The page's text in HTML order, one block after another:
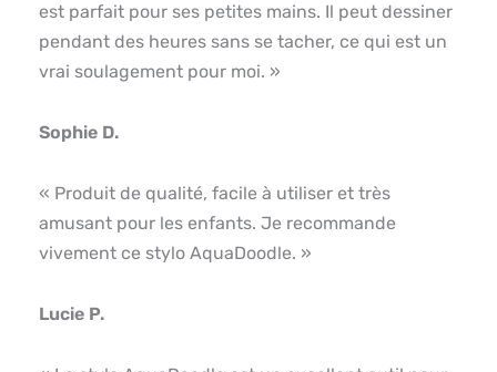
est parfait pour ses petites mains. Il peut dessiner
pendant des heures sans se tacher, ce qui est un
vrai soulagement pour moi. »
Sophie D.
« Produit de qualité, facile à utiliser et très
amusant pour les enfants. Je recommande
vivement ce stylo AquaDoodle. »
Lucie P.